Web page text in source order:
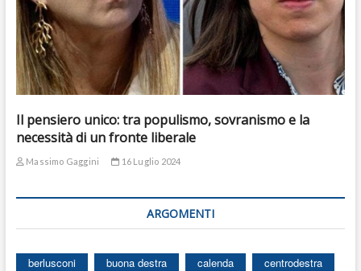
Il pensiero unico: tra populismo, sovranismo e la
necessità di un fronte liberale
Massimo Gaggini 16 Luglio 2024
ARGOMENTI
berlusconi buona destra calenda
centrodestra